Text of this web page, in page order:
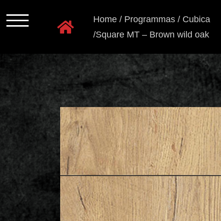
Programmas
Kastkleuren
Ladensystemen
Greeploos
Grepen
en
knoppen
naar
Home / Programmas / Cubica
/Square MT – Brown wild oak